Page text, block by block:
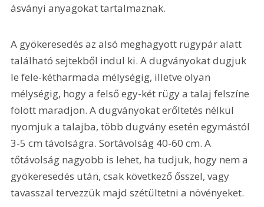
ásványi anyagokat tartalmaznak.
A gyökeresedés az alsó meghagyott rügypár alatt
található sejtekből indul ki. A dugványokat dugjuk
le fele-kétharmada mélységig, illetve olyan
mélységig, hogy a felső egy-két rügy a talaj felszíne
fölött maradjon. A dugványokat erőltetés nélkül
nyomjuk a talajba, több dugvány esetén egymástól
3-5 cm távolságra. Sortávolság 40-60 cm. A
tőtávolság nagyobb is lehet, ha tudjuk, hogy nem a
gyökeresedés után, csak következő ősszel, vagy
tavasszal tervezzük majd szétültetni a növényeket.